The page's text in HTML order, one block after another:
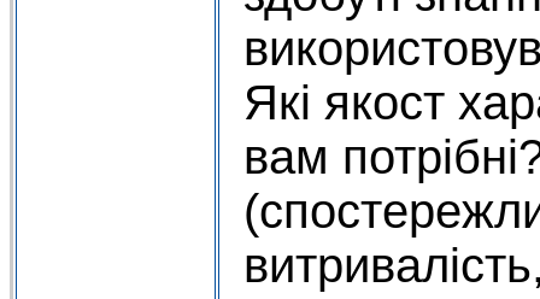
Які якост
вам